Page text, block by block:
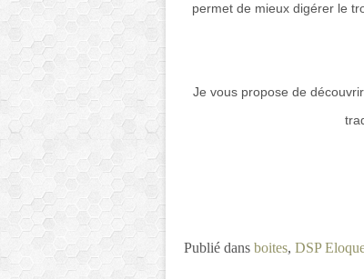
permet de mieux digérer le
Je vous propose de
Publié dans boites, DSP